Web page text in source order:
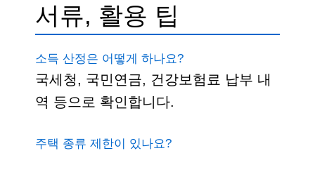
서류, 활용 팁
소득 산정은 어떻게 하나요?
국세청, 국민연금, 건강보험료 납부 내
역 등으로 확인합니다.
주택 종류 제한이 있나요?